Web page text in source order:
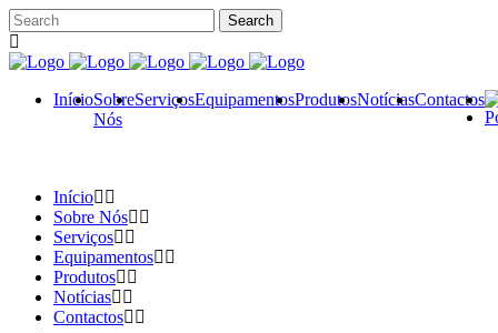
InícioSobre
Nós
ServiçosEquipamentosProdutosNotíciasContactos
Início
Sobre Nós
Serviços
Equipamentos
Produtos
Notícias
Contactos